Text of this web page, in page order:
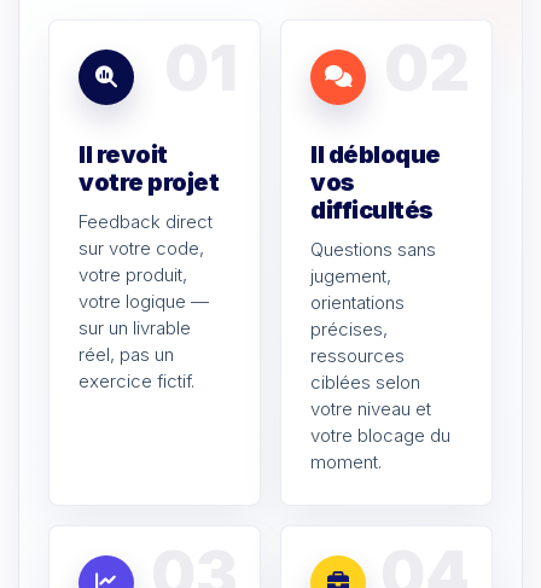
Il revoit
votre projet
Feedback direct
sur votre code,
votre produit,
votre logique —
sur un livrable
réel, pas un
exercice fictif.
Il débloque
vos
difficultés
Questions sans
jugement,
orientations
précises,
ressources
ciblées selon
votre niveau et
votre blocage du
moment.